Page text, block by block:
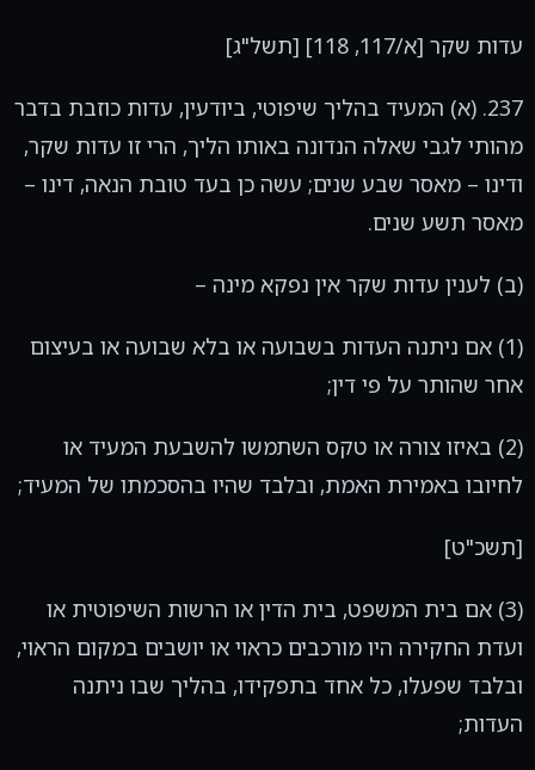
עדות שקר [א/117, 118] [תשל"ג]
237. (א) המעיד בהליך שיפוטי, ביודעין, עדות כוזבת בדבר
מהותי לגבי שאלה הנדונה באותו הליך, הרי זו עדות שקר,
ודינו – מאסר שבע שנים; עשה כן בעד טובת הנאה, דינו –
מאסר תשע שנים.
(ב) לענין עדות שקר אין נפקא מינה –
(1) אם ניתנה העדות בשבועה או בלא שבועה או בעיצום
אחר שהותר על פי דין;
(2) באיזו צורה או טקס השתמשו להשבעת המעיד או
לחיובו באמירת האמת, ובלבד שהיו בהסכמתו של המעיד;
[תשכ"ט]
(3) אם בית המשפט, בית הדין או הרשות השיפוטית או
ועדת החקירה היו מורכבים כראוי או יושבים במקום הראוי,
ובלבד שפעלו, כל אחד בתפקידו, בהליך שבו ניתנה
העדות;